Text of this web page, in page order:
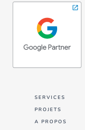
SERVICES
PROJETS
A PROPOS